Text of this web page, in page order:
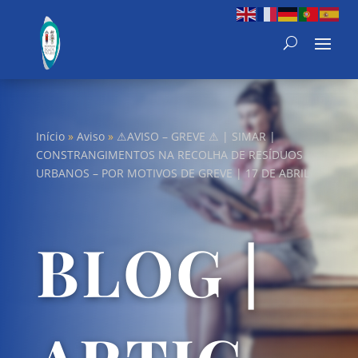
Início» Aviso» ⚠AVISO – GREVE ⚠ | SIMAR |
CONSTRANGIMENTOS NA RECOLHA DE RESÍDUOS
URBANOS – POR MOTIVOS DE GREVE | 17 DE ABRIL
BLOG |